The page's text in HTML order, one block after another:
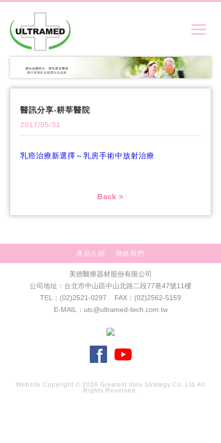
醫訊分享-耕莘醫院
2017/05/31
乳癌治療新選擇～乳房手術中放射治療
Back >
產品介紹 聯絡我們
美德醫療器材股份有限公司
公司地址：台北市中山區中山北路二段77巷47號11樓
TEL：(02)2521-0297 FAX：(02)2562-5159
E-MAIL：utc@ultramed-tech.com.tw
Website Copyright © 2026 Greatest Idea Strategy Co.,Ltd All
Rights Reversed.